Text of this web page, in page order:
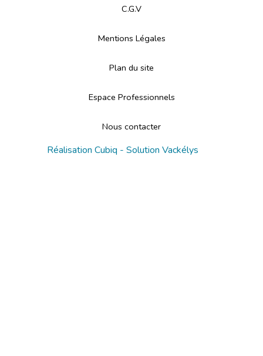
C.G.V
Mentions Légales
Plan du site
Espace Professionnels
Nous contacter
Réalisation Cubiq - Solution Vackélys